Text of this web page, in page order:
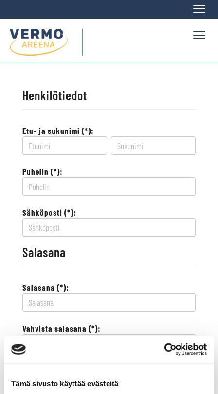
Tämä sivusto käyttää evästeitä
Henkilötiedot
Etu- ja sukunimi (*):
Puhelin (*):
Sähköposti (*):
Salasana
Salasana (*):
Vahvista salasana (*):
Yhteystiedot